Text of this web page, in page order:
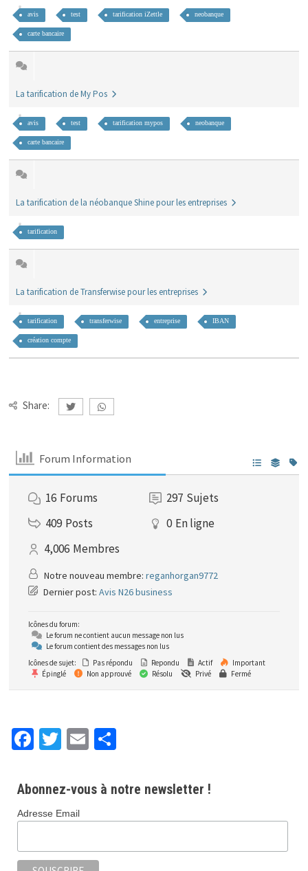
avis test tarification iZettle neobanque
carte bancaire
La tarification de My Pos
avis test tarification mypos neobanque
carte bancaire
La tarification de la néobanque Shine pour les entreprises
tarification
La tarification de Transferwise pour les entreprises
tarification transferwise entreprise IBAN
création compte
Share:
Forum Information
16 Forums 297 Sujets
409 Posts 0 En ligne
4,006 Membres
Notre nouveau membre: reganhorgan9772
Dernier post: Avis N26 business
Icônes du forum:
Le forum ne contient aucun message non lus
Le forum contient des messages non lus
Icônes de sujet:
Pas répondu Repondu Actif
Important
Épinglé
Non approuvé Résolu Privé Fermé
Fa
b
o
o
k
T
tt
er
E
ai
P
ta
r
Abonnez-vous à notre newsletter !
Adresse Email